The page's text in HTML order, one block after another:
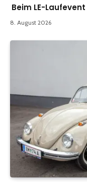
Beim LE-
8. August 2026